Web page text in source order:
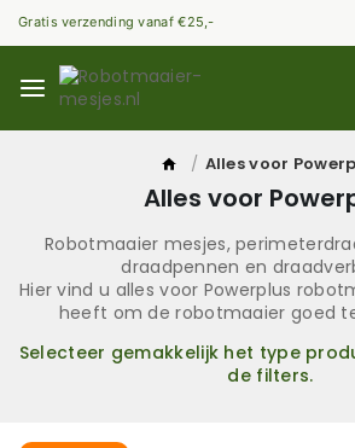
Gratis verzending vanaf €25,-
/ Alles voor
Alles voor
Robotmaaier mesjes,
draadpennen en
Hier vind u alles voor Powerplus
heeft om de robotmaaier goed
Selecteer gemakkelijk het type
de filters.